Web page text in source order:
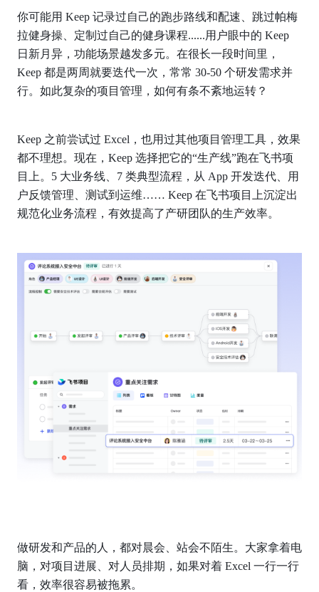
你可能用 Keep 记录过自己的跑步路线和配速、跳过帕梅
拉健身操、定制过自己的健身课程......用户眼中的 Keep
日新月异，功能场景越发多元。在很长一段时间里，
Keep 都是两周就要迭代一次，常常 30-50 个研发需求并
行。如此复杂的项目管理，如何有条不紊地运转？
Keep 之前尝试过 Excel，也用过其他项目管理工具，效果
都不理想。现在，Keep 选择把它的“生产线”跑在飞书项
目上。5 大业务线、7 类典型流程，从 App 开发迭代、用
户反馈管理、测试到运维…… Keep 在飞书项目上沉淀出
规范化业务流程，有效提高了产研团队的生产效率。
做研发和产品的人，都对晨会、站会不陌生。大家拿着电
脑，对项目进展、对人员排期，如果对着 Excel 一行一行
看，效率很容易被拖累。